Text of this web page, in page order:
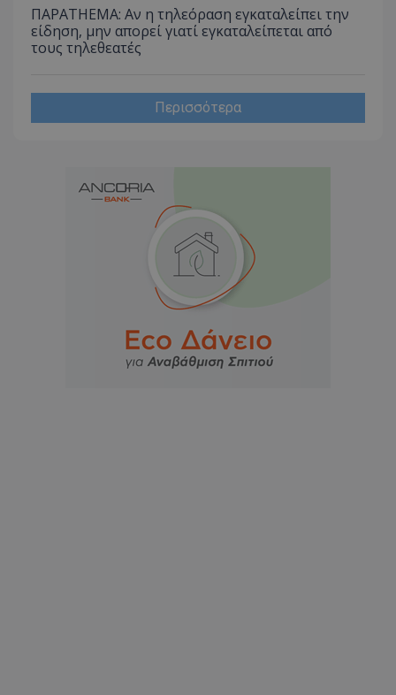
ΠΑΡΑTHEMA: Αν η τηλεόραση εγκαταλείπει την
είδηση, μην απορεί γιατί εγκαταλείπεται από
τους τηλεθεατές
Περισσότερα